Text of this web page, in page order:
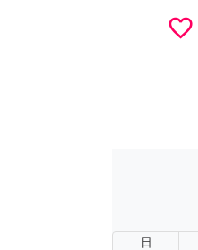
favorite_border
日